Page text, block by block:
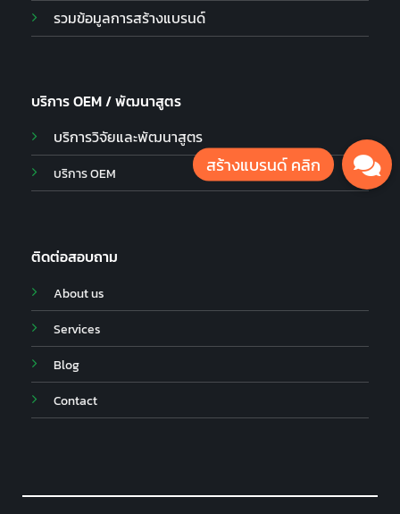
รวมข้อมูลการสร้างแบรนด์
บริการ OEM / พัฒนาสูตร
บริการวิจัยและพัฒนาสูตร
บริการ OEM
ติดต่อสอบถาม
About us
Services
Blog
Contact